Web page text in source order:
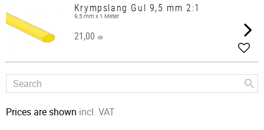
Krympslang Gul 9,5 mm 2:1
9,5 mm x 1 Meter
21,00 KR
Add
Prices are shown incl. VAT